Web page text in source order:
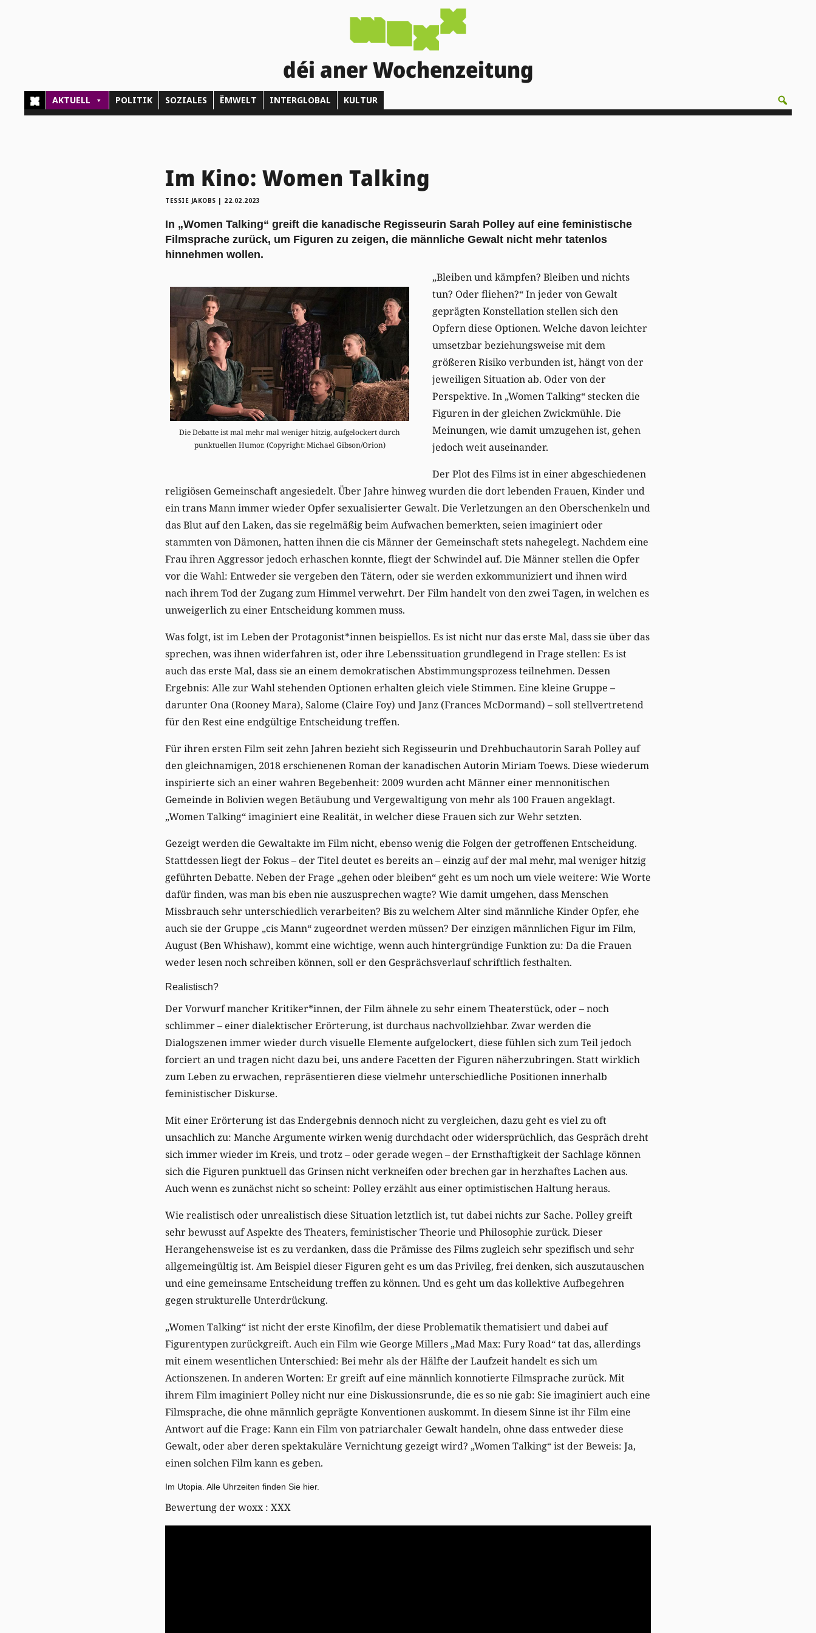
déi aner Wochenzeitung
AKTUELL POLITIK SOZIALES ËMWELT INTERGLOBAL KULTUR
Im Kino: Women Talking
TESSIE JAKOBS | 22.02.2023
In „Women Talking“ greift die kanadische Regisseurin Sarah Polley auf eine feministische
Filmsprache zurück, um Figuren zu zeigen, die männliche Gewalt nicht mehr tatenlos
hinnehmen wollen.
Die Debatte ist mal mehr mal weniger hitzig, aufgelockert durch
punktuellen Humor. (Copyright: Michael Gibson/Orion)
„Bleiben und kämpfen? Bleiben und nichts
tun? Oder fliehen?“ In jeder von Gewalt
geprägten Konstellation stellen sich den
Opfern diese Optionen. Welche davon leichter
umsetzbar beziehungsweise mit dem
größeren Risiko verbunden ist, hängt von der
jeweiligen Situation ab. Oder von der
Perspektive. In „Women Talking“ stecken die
Figuren in der gleichen Zwickmühle. Die
Meinungen, wie damit umzugehen ist, gehen
jedoch weit auseinander.
Der Plot des Films ist in einer abgeschiedenen
religiösen Gemeinschaft angesiedelt. Über Jahre hinweg wurden die dort lebenden Frauen, Kinder und
ein trans Mann immer wieder Opfer sexualisierter Gewalt. Die Verletzungen an den Oberschenkeln und
das Blut auf den Laken, das sie regelmäßig beim Aufwachen bemerkten, seien imaginiert oder
stammten von Dämonen, hatten ihnen die cis Männer der Gemeinschaft stets nahegelegt. Nachdem eine
Frau ihren Aggressor jedoch erhaschen konnte, fliegt der Schwindel auf. Die Männer stellen die Opfer
vor die Wahl: Entweder sie vergeben den Tätern, oder sie werden exkommuniziert und ihnen wird
nach ihrem Tod der Zugang zum Himmel verwehrt. Der Film handelt von den zwei Tagen, in welchen es
unweigerlich zu einer Entscheidung kommen muss.
Was folgt, ist im Leben der Protagonist*innen beispiellos. Es ist nicht nur das erste Mal, dass sie über das
sprechen, was ihnen widerfahren ist, oder ihre Lebenssituation grundlegend in Frage stellen: Es ist
auch das erste Mal, dass sie an einem demokratischen Abstimmungsprozess teilnehmen. Dessen
Ergebnis: Alle zur Wahl stehenden Optionen erhalten gleich viele Stimmen. Eine kleine Gruppe –
darunter Ona (Rooney Mara), Salome (Claire Foy) und Janz (Frances McDormand) – soll stellvertretend
für den Rest eine endgültige Entscheidung treffen.
Für ihren ersten Film seit zehn Jahren bezieht sich Regisseurin und Drehbuchautorin Sarah Polley auf
den gleichnamigen, 2018 erschienenen Roman der kanadischen Autorin Miriam Toews. Diese wiederum
inspirierte sich an einer wahren Begebenheit: 2009 wurden acht Männer einer mennonitischen
Gemeinde in Bolivien wegen Betäubung und Vergewaltigung von mehr als 100 Frauen angeklagt.
„Women Talking“ imaginiert eine Realität, in welcher diese Frauen sich zur Wehr setzten.
Gezeigt werden die Gewaltakte im Film nicht, ebenso wenig die Folgen der getroffenen Entscheidung.
Stattdessen liegt der Fokus – der Titel deutet es bereits an – einzig auf der mal mehr, mal weniger hitzig
geführten Debatte. Neben der Frage „gehen oder bleiben“ geht es um noch um viele weitere: Wie Worte
dafür finden, was man bis eben nie auszusprechen wagte? Wie damit umgehen, dass Menschen
Missbrauch sehr unterschiedlich verarbeiten? Bis zu welchem Alter sind männliche Kinder Opfer, ehe
auch sie der Gruppe „cis Mann“ zugeordnet werden müssen? Der einzigen männlichen Figur im Film,
August (Ben Whishaw), kommt eine wichtige, wenn auch hintergründige Funktion zu: Da die Frauen
weder lesen noch schreiben können, soll er den Gesprächsverlauf schriftlich festhalten.
Realistisch?
Der Vorwurf mancher Kritiker*innen, der Film ähnele zu sehr einem Theaterstück, oder – noch
schlimmer – einer dialektischer Erörterung, ist durchaus nachvollziehbar. Zwar werden die
Dialogszenen immer wieder durch visuelle Elemente aufgelockert, diese fühlen sich zum Teil jedoch
forciert an und tragen nicht dazu bei, uns andere Facetten der Figuren näherzubringen. Statt wirklich
zum Leben zu erwachen, repräsentieren diese vielmehr unterschiedliche Positionen innerhalb
feministischer Diskurse.
Mit einer Erörterung ist das Endergebnis dennoch nicht zu vergleichen, dazu geht es viel zu oft
unsachlich zu: Manche Argumente wirken wenig durchdacht oder widersprüchlich, das Gespräch dreht
sich immer wieder im Kreis, und trotz – oder gerade wegen – der Ernsthaftigkeit der Sachlage können
sich die Figuren punktuell das Grinsen nicht verkneifen oder brechen gar in herzhaftes Lachen aus.
Auch wenn es zunächst nicht so scheint: Polley erzählt aus einer optimistischen Haltung heraus.
Wie realistisch oder unrealistisch diese Situation letztlich ist, tut dabei nichts zur Sache. Polley greift
sehr bewusst auf Aspekte des Theaters, feministischer Theorie und Philosophie zurück. Dieser
Herangehensweise ist es zu verdanken, dass die Prämisse des Films zugleich sehr spezifisch und sehr
allgemeingültig ist. Am Beispiel dieser Figuren geht es um das Privileg, frei denken, sich auszutauschen
und eine gemeinsame Entscheidung treffen zu können. Und es geht um das kollektive Aufbegehren
gegen strukturelle Unterdrückung.
„Women Talking“ ist nicht der erste Kinofilm, der diese Problematik thematisiert und dabei auf
Figurentypen zurückgreift. Auch ein Film wie George Millers „Mad Max: Fury Road“ tat das, allerdings
mit einem wesentlichen Unterschied: Bei mehr als der Hälfte der Laufzeit handelt es sich um
Actionszenen. In anderen Worten: Er greift auf eine männlich konnotierte Filmsprache zurück. Mit
ihrem Film imaginiert Polley nicht nur eine Diskussionsrunde, die es so nie gab: Sie imaginiert auch eine
Filmsprache, die ohne männlich geprägte Konventionen auskommt. In diesem Sinne ist ihr Film eine
Antwort auf die Frage: Kann ein Film von patriarchaler Gewalt handeln, ohne dass entweder diese
Gewalt, oder aber deren spektakuläre Vernichtung gezeigt wird? „Women Talking“ ist der Beweis: Ja,
einen solchen Film kann es geben.
Im Utopia. Alle Uhrzeiten finden Sie hier.
Bewertung der woxx : XXX